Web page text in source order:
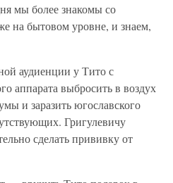
мы более знакомы со
на бытовом уровне, и знаем,
аудиенции у Тито с
аппарата выбросить в воздух
и заразить югославского
Григулевичу
сделать прививку от